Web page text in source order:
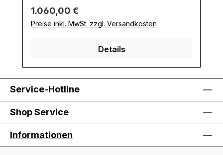
Regulärer Preis:
1.060,00 €
Preise inkl. MwSt. zzgl. Versandkosten
Details
Service-Hotline
Shop Service
Informationen